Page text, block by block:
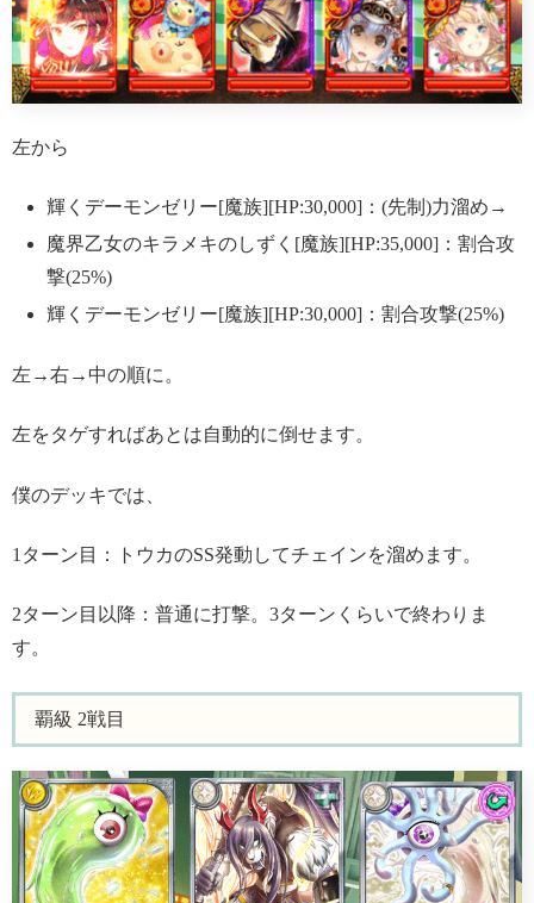
左から
輝くデーモンゼリー[魔族][HP:30,000]：(先制)力溜め→
魔界乙女のキラメキのしずく[魔族][HP:35,000]：割合攻
撃(25%)
輝くデーモンゼリー[魔族][HP:30,000]：割合攻撃(25%)
左→右→中の順に。
左をタゲすればあとは自動的に倒せます。
僕のデッキでは、
1ターン目：トウカのSS発動してチェインを溜めます。
2ターン目以降：普通に打撃。3ターンくらいで終わりま
す。
覇級 2戦目